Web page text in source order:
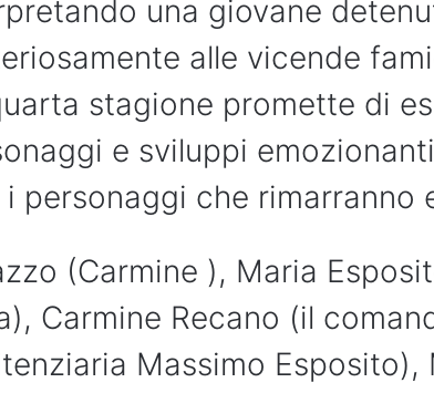
una giovane
alle vicende
stagione promette di
e sviluppi
personaggi che rimarranno
(Carmine ), Maria
Carmine Recano (il
Massimo Esposito),